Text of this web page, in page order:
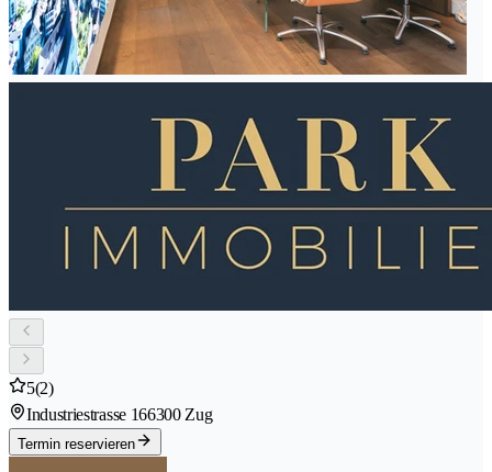
5(2)
Industriestrasse 166300 Zug
Termin reservieren